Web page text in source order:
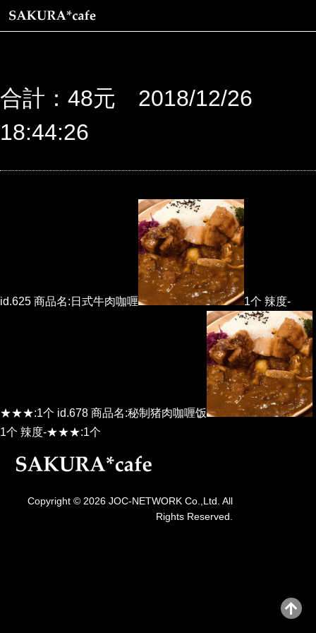
合計：48元 2018/12/26
18:44:26
id.625 商品名:日式牛肉咖喱 1个 辣度-
★★★:1个 id.678 商品名:秘制猪肉咖喱饭
1个 辣度-★★★:1个
Copyright © 2026 JOC-NETWORK Co.,Ltd. All
Rights Reserved.